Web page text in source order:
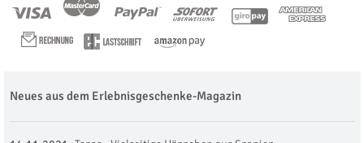
Neues aus dem Erlebnisgeschenke-Magazin